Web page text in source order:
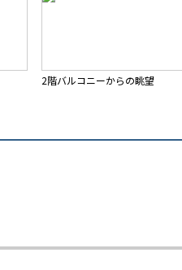
2階バルコニーからの眺望